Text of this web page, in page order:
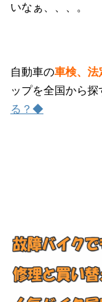
いなぁ、、、。
自動車の車検、法
ップを全国から
る？◆